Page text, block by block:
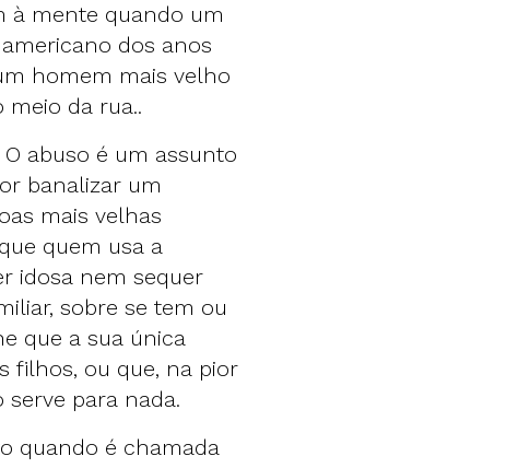
à mente quando um
dos anos
homem mais velho
da rua..
abuso é um assunto
banalizar um
mais velhas
quem usa a
idosa nem sequer
sobre se tem ou
que a sua única
filhos, ou que, na pior
serve para nada.
quando é chamada